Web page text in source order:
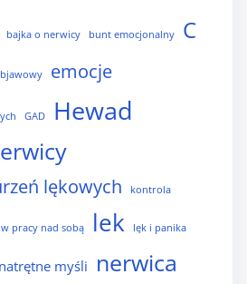
bajka o nerwicy bunt emocjonalny C
emocje
GAD Hewad
lękowych kontrola
pracy nad sobą lek lęk i panika
natrętne myśli nerwica